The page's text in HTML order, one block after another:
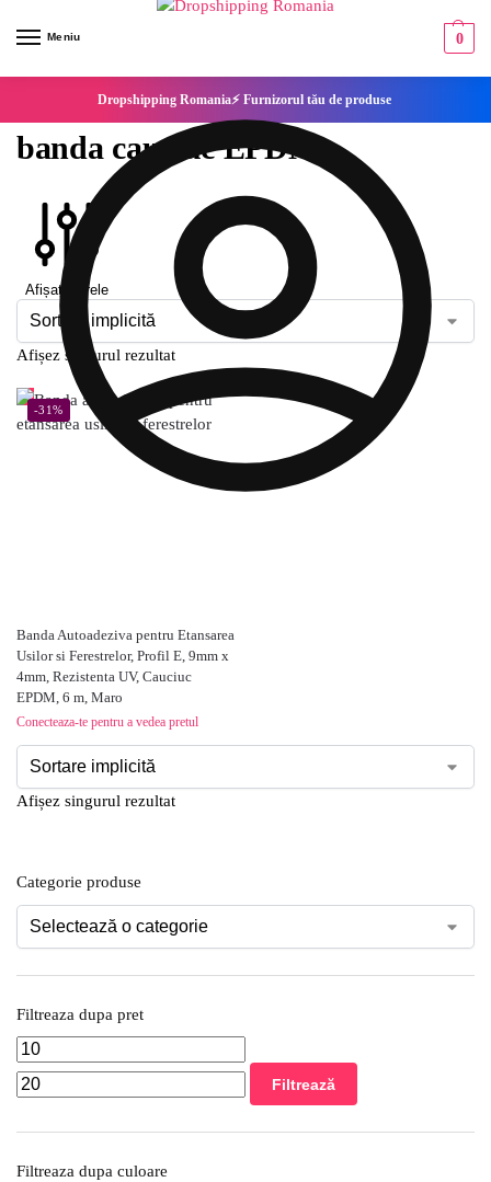
Meniu 0
Dropshipping Romania⚡ Furnizorul tău de produse
banda cauciuc EPDM
Afișați filtrele
Afișez singurul rezultat
-31%
Banda Autoadeziva pentru Etansarea
Usilor si Ferestrelor, Profil E, 9mm x
4mm, Rezistenta UV, Cauciuc
EPDM, 6 m, Maro
Conecteaza-te pentru a vedea pretul
Afișez singurul rezultat
Categorie produse
Filtreaza dupa pret
Filtrează
Filtreaza dupa culoare